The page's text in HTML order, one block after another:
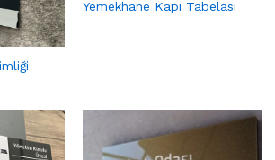
Yemekhane Kapı Tabelası